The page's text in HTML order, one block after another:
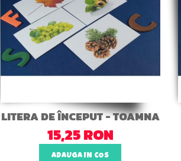
LITERA DE ÎNCEPUT - TOAMNA
15,25 RON
ADAUGA IN COS